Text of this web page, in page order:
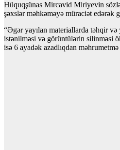
Hüquqşünas Mircavid Miriyevin
şəxslər məhkəməyə müraciət
“Əgər yayılan materiallarda təhqir
istənilməsi və görüntülərin silinməsi
isə 6 ayadək azadlıqdan